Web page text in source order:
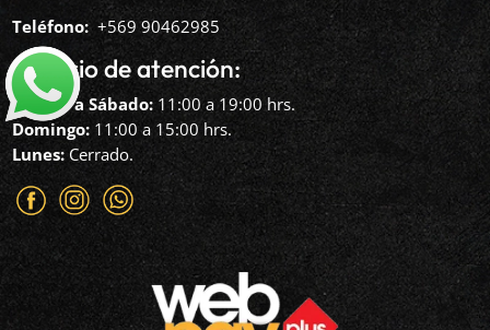
Teléfono: ‪+569 90462985‬
Horario de atención:
Martes a Sábado: 11:00 a 19:00 hrs.
Domingo: 11:00 a 15:00 hrs.
Lunes: Cerrado.